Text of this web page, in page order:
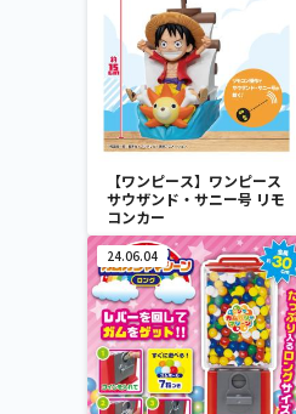
【ワンピース】ワンピース
サウザンド・サニー号 リモ
コンカー
24.06.04